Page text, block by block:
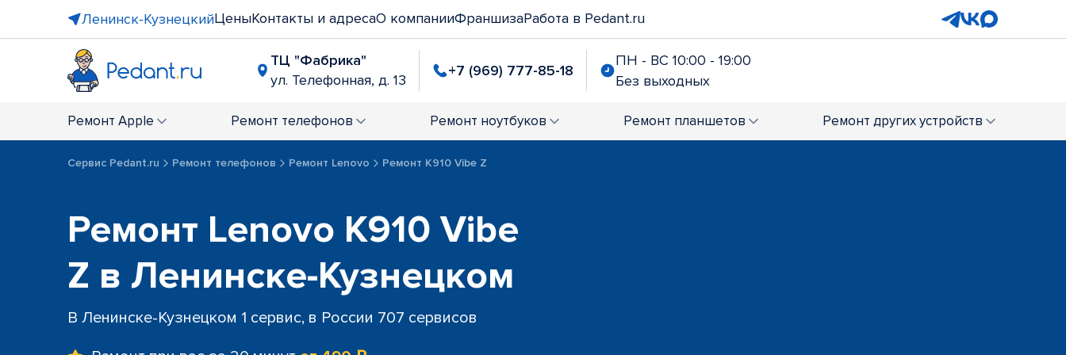
Ленинск-КузнецкийЦеныКонтакты и адресаО компанииФраншизаРабота в Pedant.ru
ТЦ "Фабрика"
ул. Телефонная, д. 13
+7 (969) 777-85-18
ПН - ВС 10:00 - 19:00
Без выходных
Ремонт Apple Ремонт телефонов Ремонт ноутбуков Ремонт планшетов Ремонт других устройств
Сервис Pedant.ru Ремонт телефонов Ремонт Lenovo Ремонт K910 Vibe Z
Ремонт Lenovo K910 Vibe
Z в Ленинске-Кузнецком
В Ленинске-Кузнецком 1 сервис, в России 707 сервисов